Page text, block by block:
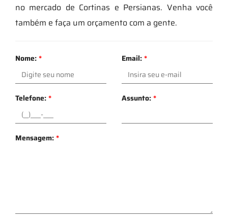
no mercado de Cortinas e Persianas. Venha você
também e faça um orçamento com a gente.
Nome:* Email:*
Telefone:* Assunto:*
Mensagem:*